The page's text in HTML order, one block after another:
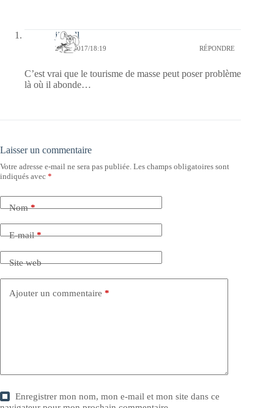
jill bill
24/04/2017/18:19 RÉPONDRE
C’est vrai que le tourisme de masse peut poser problème
là où il abonde…
Laisser un commentaire
Votre adresse e-mail ne sera pas publiée. Les champs obligatoires sont
indiqués avec *
Nom*
E-mail*
Site web
Ajouter un commentaire *
Enregistrer mon nom, mon e-mail et mon site dans ce